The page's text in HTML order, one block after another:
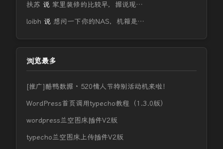
扶苏 说 家里装修的比较早，据说现…
loibh 说 想问一下你的NAS，机箱是…
浏览最多
[推广]酷鸭数据 · 520情人节特别活动机来啦！
WordPress首页调用typecho教程（1.3.0版）
wordpress兰空图床插件V2版
typecho兰空图床上传插件V2版